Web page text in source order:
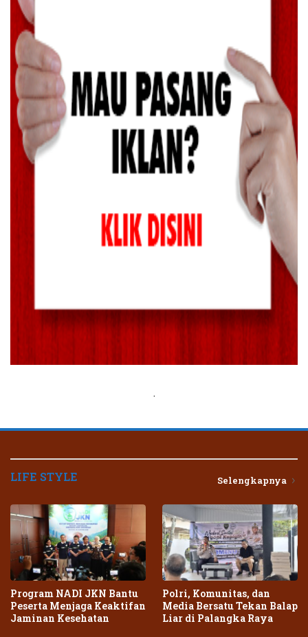
.
LIFE STYLE Selengkapnya
Program NADI JKN Bantu
Peserta Menjaga Keaktifan
Jaminan Kesehatan
Polri, Komunitas, dan
Media Bersatu Tekan Balap
Liar di Palangka Raya